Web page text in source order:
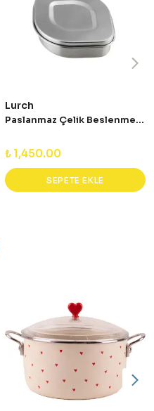
Lurch
Paslanmaz Çelik Beslenme Atıştırmalık Kabı
₺ 1,450.00
SEPETE EKLE